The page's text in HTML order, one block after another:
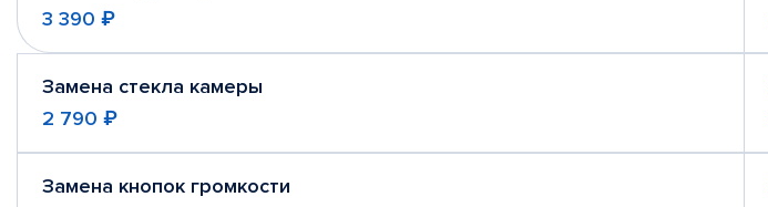
3 390 ₽
Замена стекла камеры
2 790 ₽
Замена кнопок громкости